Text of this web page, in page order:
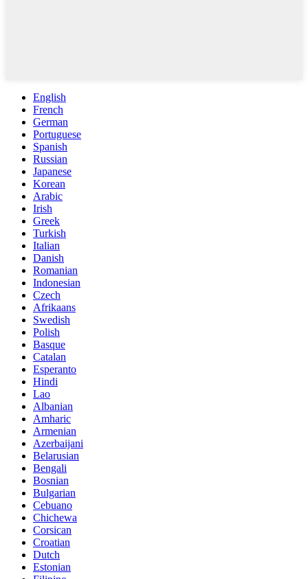
English
French
German
Portuguese
Spanish
Russian
Japanese
Korean
Arabic
Irish
Greek
Turkish
Italian
Danish
Romanian
Indonesian
Czech
Afrikaans
Swedish
Polish
Basque
Catalan
Esperanto
Hindi
Lao
Albanian
Amharic
Armenian
Azerbaijani
Belarusian
Bengali
Bosnian
Bulgarian
Cebuano
Chichewa
Corsican
Croatian
Dutch
Estonian